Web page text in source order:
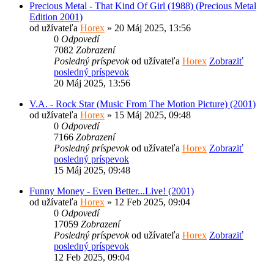
Precious Metal - That Kind Of Girl (1988) (Precious Metal
Edition 2001)
od užívateľa Horex » 20 Máj 2025, 13:56
0 Odpovedí
7082 Zobrazení
Posledný príspevokod užívateľa Horex Zobraziť
posledný príspevok
20 Máj 2025, 13:56
V.A. - Rock Star (Music From The Motion Picture) (2001)
od užívateľa Horex » 15 Máj 2025, 09:48
0 Odpovedí
7166 Zobrazení
Posledný príspevokod užívateľa Horex Zobraziť
posledný príspevok
15 Máj 2025, 09:48
Funny Money - Even Better...Live! (2001)
od užívateľa Horex » 12 Feb 2025, 09:04
0 Odpovedí
17059 Zobrazení
Posledný príspevokod užívateľa Horex Zobraziť
posledný príspevok
12 Feb 2025, 09:04